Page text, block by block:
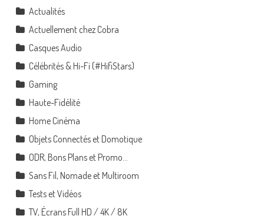
Actualités
Actuellement chez Cobra
Casques Audio
Célébrités & Hi-Fi (#HifiStars)
Gaming
Haute-Fidélité
Home Cinéma
Objets Connectés et Domotique
ODR, Bons Plans et Promo…
Sans Fil, Nomade et Multiroom
Tests et Vidéos
TV, Écrans Full HD / 4K / 8K